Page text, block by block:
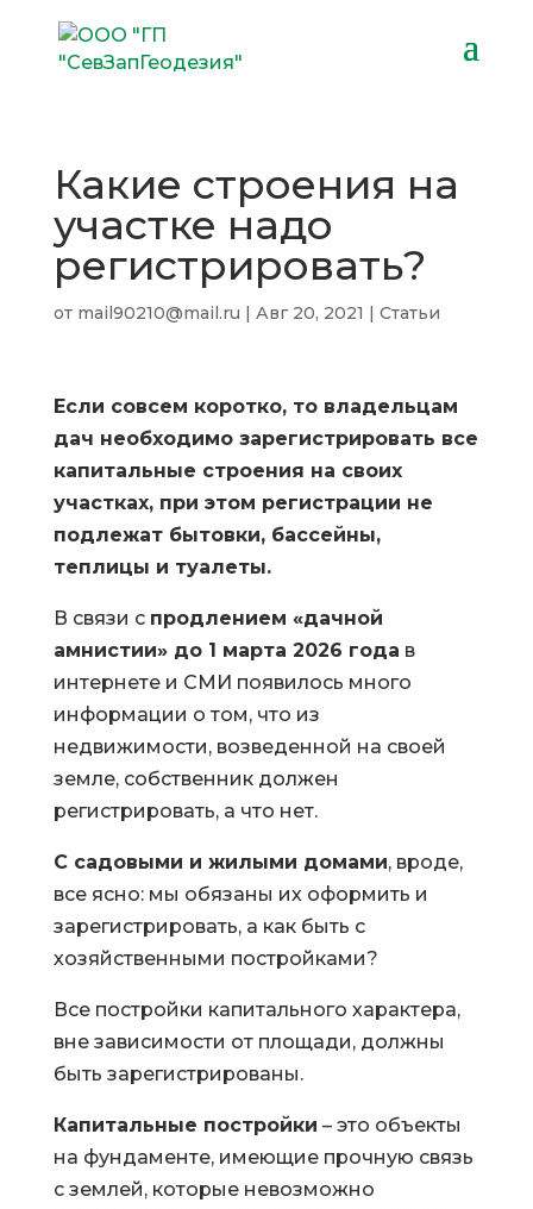
Какие строения на
участке надо
регистрировать?
от mail90210@mail.ru | Авг 20, 2021 | Статьи
Если совсем коротко, то владельцам
дач необходимо зарегистрировать все
капитальные строения на своих
участках, при этом регистрации не
подлежат бытовки, бассейны,
теплицы и туалеты.
В связи с продлением «дачной
амнистии» до 1 марта 2026 года в
интернете и СМИ появилось много
информации о том, что из
недвижимости, возведенной на своей
земле, собственник должен
регистрировать, а что нет.
С садовыми и жилыми домами, вроде,
все ясно: мы обязаны их оформить и
зарегистрировать, а как быть с
хозяйственными постройками?
Все постройки капитального характера,
вне зависимости от площади, должны
быть зарегистрированы.
Капитальные постройки – это объекты
на фундаменте, имеющие прочную связь
с землей, которые невозможно